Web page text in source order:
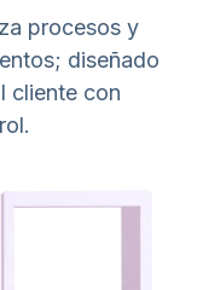
procesos y
diseñado
cliente con